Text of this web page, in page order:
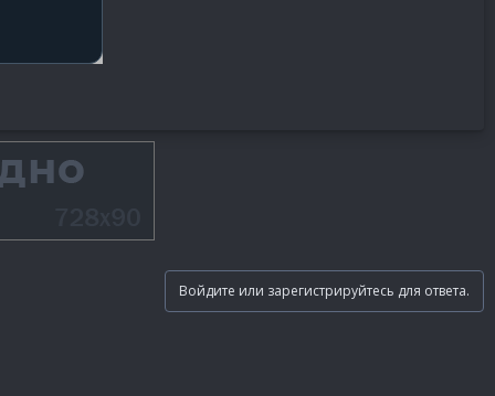
Войдите или зарегистрируйтесь для ответа.